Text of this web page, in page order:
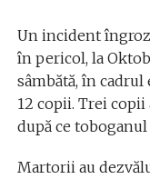
Un incident
în pericol, la
sâmbătă, în
12 copii. Trei
după ce toboganul
Martorii au